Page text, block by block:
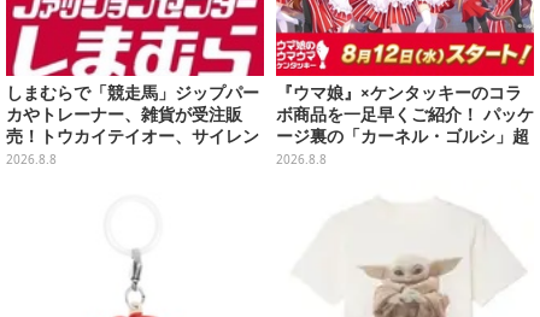
しまむらで「競走馬」ジップパー
カやトレーナー、雑貨が受注販
売！トウカイテイオー、サイレン
ススズカなど名馬をデザイン
2026.8.8
『ウマ娘』×ケンタッキーのコラ
ボ商品を一足早くご紹介！ パッケ
ージ裏の「カーネル・ゴルシ」超
長文コラボ告知は必見、オリジナ
美味しくて「全銀河☆ゴルゴルチ
キン化計画」の一部になる【実物
2026.8.8